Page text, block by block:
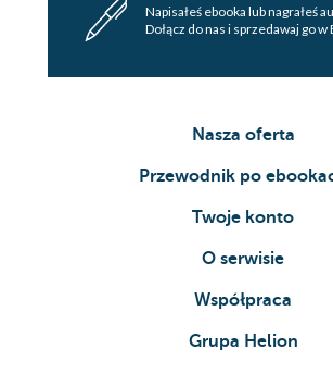
Napisałeś ebooka lub nagrałeś
Dołącz do nas i sprzedawaj go
Nasza oferta
Przewodnik po
Twoje konto
O serwisie
Współpraca
Grupa Helion